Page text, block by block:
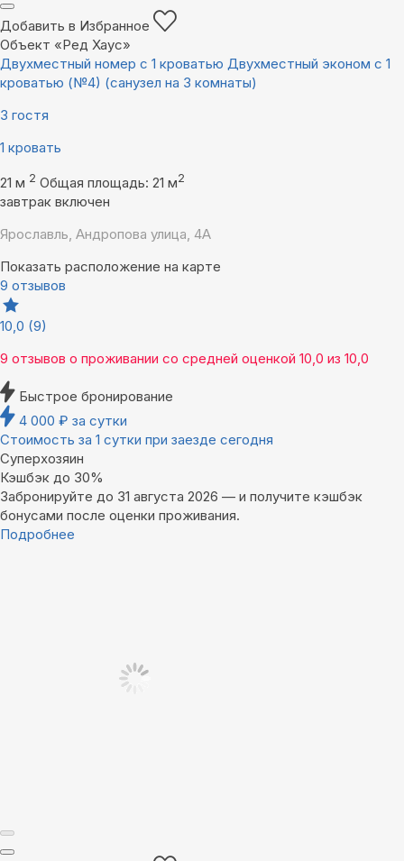
Добавить в Избранное
Объект «Ред Хаус»
Двухместный номер с 1 кроватью Двухместный эконом с 1
кроватью (№4) (санузел на 3 комнаты)
3 гостя
1 кровать
21 м 2 Общая площадь: 21 м2
завтрак включен
Ярославль, Андропова улица, 4А
Показать расположение на карте
9 отзывов
10,0 (9)
9 отзывов о проживании со средней оценкой 10,0 из 10,0
Быстрое бронирование
4 000 ₽ за сутки
Стоимость за 1 сутки при заезде сегодня
Суперхозяин
Кэшбэк до 30%
Забронируйте до 31 августа 2026 — и получите кэшбэк
бонусами после оценки проживания.
Подробнее